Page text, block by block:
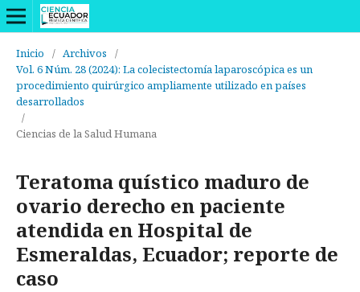
Inicio / Archivos
/
Vol. 6 Núm. 28 (2024): La colecistectomía laparoscópica es un
procedimiento quirúrgico ampliamente utilizado en países
desarrollados
/
Ciencias de la Salud Humana
Teratoma quístico maduro de
ovario derecho en paciente
atendida en Hospital de
Esmeraldas, Ecuador; reporte de
caso